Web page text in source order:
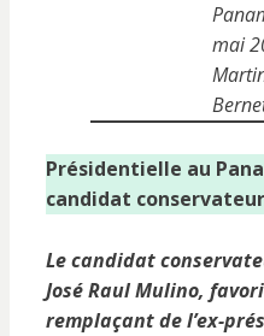
mai
Présidentielle au
candidat conservateur
Le candidat
José Raul Mulino,
remplaçant de l’ex-